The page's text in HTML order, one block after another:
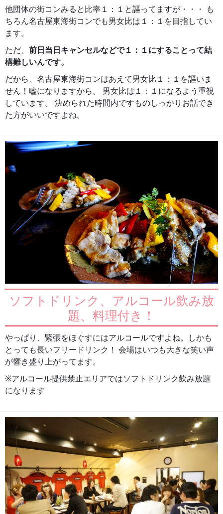
他団体の街コンみると比率１：１と謳ってますが・・・ も
ちろん名古屋東海街コンでも男女比は１：１を目指してい
ます。
ただ、 前日当日キャンセルなどで１：１にすることって結
構難しいんです。
だから、名古屋東海街コンはあえて男女比１：１を謳いま
せん！嘘になりますから。 男女比は１：１になるよう重視
しています。 決められた時間内ですものしっかりお話でき
た方がいいですよね。
ソフトドリンク、アルコール飲み放
題、料理付き！
やっぱり、緊張をほぐすにはアルコールですよね。しかも
とっても長いフリードリンク！ 会場はいつも大きな笑い声
が響き盛り上がってます。
※アルコール提供禁止エリアではソフトドリンク飲み放題
になります